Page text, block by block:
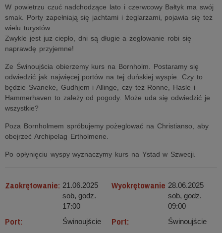
W powietrzu czuć nadchodzące lato i czerwcowy Bałtyk ma swój
smak. Porty zapełniają się jachtami i żeglarzami, pojawia się też
wielu turystów.
Zwykle jest juz ciepło, dni są długie a żeglowanie robi się
naprawdę przyjemne!
Ze Świnoujścia obierzemy kurs na Bornholm. Postaramy się
odwiedzić jak najwięcej portów na tej duńskiej wyspie. Czy to
będzie Svaneke, Gudhjem i Allinge, czy też Ronne, Hasle i
Hammerhaven to zależy od pogody. Może uda się odwiedzić je
wszystkie?
Poza Bornholmem spróbujemy pożeglować na Christianso, aby
obejrzeć Archipelag Ertholmene.
Po opłynięciu wyspy wyznaczymy kurs na Ystad w Szwecji.
Zaokrętowanie: 21.06.2025
sob, godz.
17:00
Wyokrętowanie 28.06.2025
sob, godz.
09:00
Port: Świnoujście Port: Świnoujście